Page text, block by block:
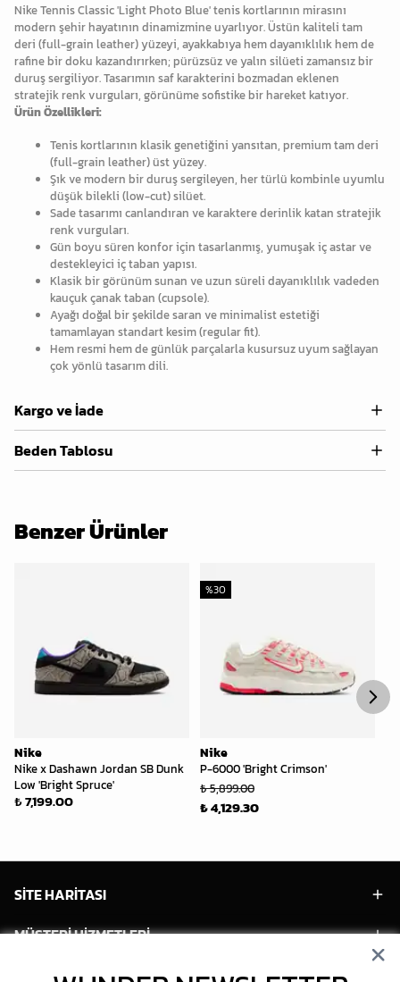
Nike Tennis Classic 'Light Photo Blue' tenis kortlarının mirasını
modern şehir hayatının dinamizmine uyarlıyor. Üstün kaliteli tam
deri (full-grain leather) yüzeyi, ayakkabıya hem dayanıklılık hem de
rafine bir doku kazandırırken; pürüzsüz ve yalın silüeti zamansız bir
duruş sergiliyor. Tasarımın saf karakterini bozmadan eklenen
stratejik renk vurguları, görünüme sofistike bir hareket katıyor.
Ürün Özellikleri:
Tenis kortlarının klasik genetiğini yansıtan, premium tam deri
(full-grain leather) üst yüzey.
Şık ve modern bir duruş sergileyen, her türlü kombinle uyumlu
düşük bilekli (low-cut) silüet.
Sade tasarımı canlandıran ve karaktere derinlik katan stratejik
renk vurguları.
Gün boyu süren konfor için tasarlanmış, yumuşak iç astar ve
destekleyici iç taban yapısı.
Klasik bir görünüm sunan ve uzun süreli dayanıklılık vadeden
kauçuk çanak taban (cupsole).
Ayağı doğal bir şekilde saran ve minimalist estetiği
tamamlayan standart kesim (regular fit).
Hem resmi hem de günlük parçalarla kusursuz uyum sağlayan
çok yönlü tasarım dili.
Kargo ve İade
Beden Tablosu
Benzer Ürünler
Nike
Nike x Dashawn Jordan SB Dunk
Low 'Bright Spruce'
₺ 7,199.00
Nike
P-6000 'Bright Crimson'
%30
₺ 5,899.00
₺ 4,129.30
SİTE HARİTASI
MÜŞTERİ HİZMETLERİ
HESABIM